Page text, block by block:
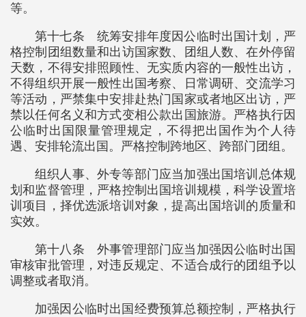
等。
第十七条 统筹安排年度因公临时出国计划，严
格控制团组数量和出访国家数、团组人数、在外停留
天数，不得安排照顾性、无实质内容的一般性出访，
不得组织开展一般性出国考察、日常调研、交流学习
等活动，严禁集中安排赴热门国家或者地区出访，严
禁以任何名义和方式变相公款出国旅游。严格执行因
公临时出国限量管理规定，不得把出国作为个人待
遇、安排轮流出国。严格控制跨地区、跨部门团组。
组织人事、外专等部门应当加强出国培训总体规
划和监督管理，严格控制出国培训规模，科学设置培
训项目，择优选派培训对象，提高出国培训的质量和
实效。
第十八条 外事管理部门应当加强因公临时出国
审核审批管理，对违反规定、不适合成行的团组予以
调整或者取消。
加强因公临时出国经费预算总额控制，严格执行